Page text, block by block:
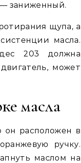
— заниженный.
щупа, а
масла.
203 должна
может
масла
расположен в
ручку.
маслом на